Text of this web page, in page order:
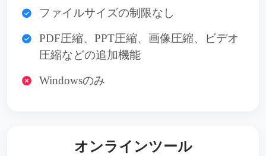
ファイルサイズの制限なし
PDF圧縮、PPT圧縮、画像圧縮、ビデオ
圧縮などの追加機能
Windowsのみ
オンラインツール